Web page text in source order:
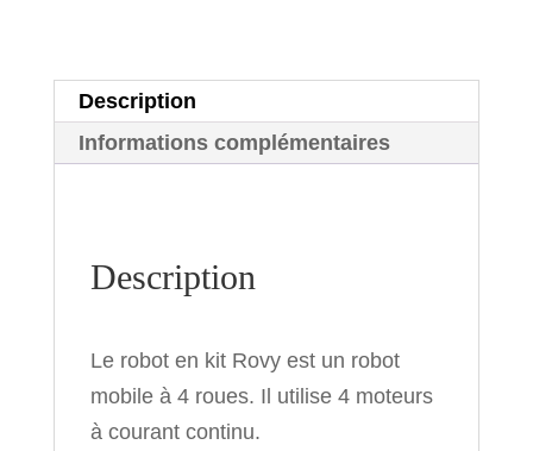
e
b
o
er e
st
g
er
Description
Informations complémentaires
Description
Le robot en kit Rovy est un robot
mobile à 4 roues. Il utilise 4 moteurs
à courant continu.